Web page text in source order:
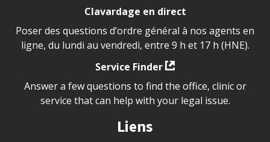
Clavardage en direct
Poser des questions d’ordre général à nos agents en
ligne, du lundi au vendredi, entre 9 h et 17 h (HNE).
Service Finder
Answer a few questions to find the office, clinic or
service that can help with your legal issue.
Liens